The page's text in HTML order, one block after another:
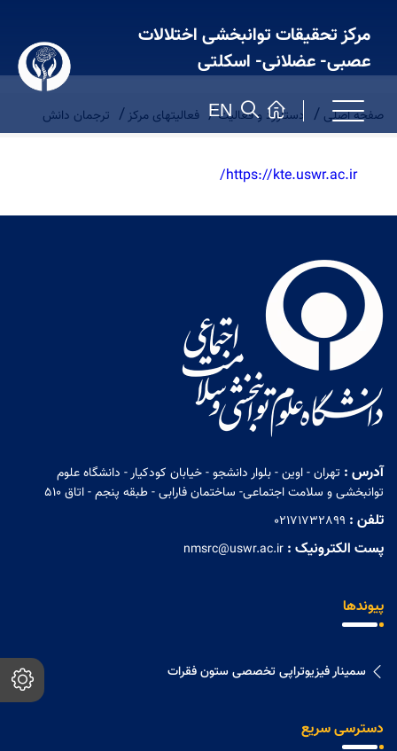
مرکز تحقیقات توانبخشی اختلالات
عصبی- عضلانی- اسکلتی
EN صفحه اصلی دستاورد و فعالیت فعالیتهای مرکز ترجمان دانش
https://kte.uswr.ac.ir/
آدرس : تهران - اوین - بلوار دانشجو - خیابان کودکیار - دانشگاه علوم
توانبخشی و سلامت اجتماعی- ساختمان فارابی - طبقه پنجم - اتاق 510
تلفن : 02171732899
پست الکترونیک : nmsrc@uswr.ac.ir
پیوندها
سمینار فیزیوتراپی تخصصی ستون فقرات
دسترسی سریع